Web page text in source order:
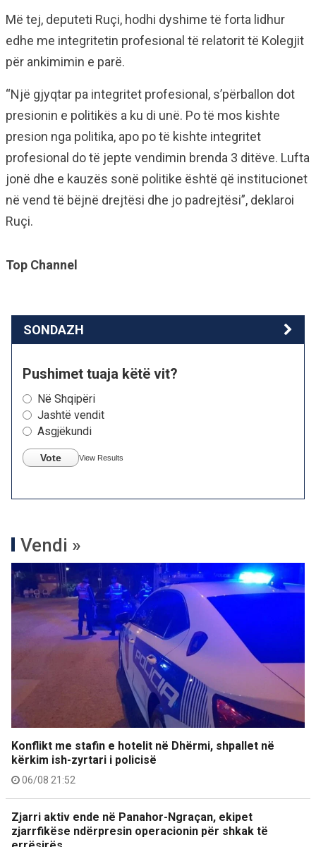
Më tej, deputeti Ruçi, hodhi dyshime të forta lidhur
edhe me integritetin profesional të relatorit të Kolegjit
për ankimimin e parë.
“Një gjyqtar pa integritet profesional, s’përballon dot
presionin e politikës a ku di unë. Po të mos kishte
presion nga politika, apo po të kishte integritet
profesional do të jepte vendimin brenda 3 ditëve. Lufta
jonë dhe e kauzës sonë politike është që institucionet
në vend të bëjnë drejtësi dhe jo padrejtësi”, deklaroi
Ruçi.
Top Channel
SONDAZH
Pushimet tuaja këtë vit?
Në Shqipëri
Jashtë vendit
Asgjëkundi
Vote View Results
Vendi »
Konflikt me stafin e hotelit në Dhërmi, shpallet në
kërkim ish-zyrtari i policisë
06/08 21:52
Zjarri aktiv ende në Panahor-Ngraçan, ekipet
zjarrfikëse ndërpresin operacionin për shkak të